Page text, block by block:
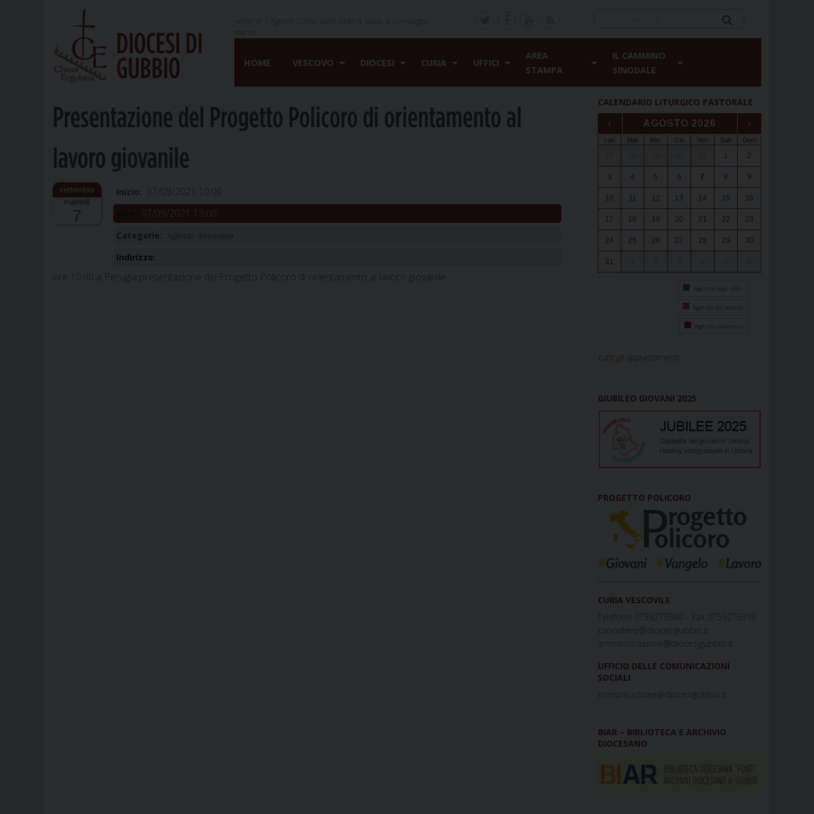
DIOCESI DI
GUBBIO
HOME VESCOVO DIOCESI CURIA UFFICI
AREA
STAMPA
IL CAMMINO
SINODALE
Presentazione del Progetto Policoro di orientamento al
lavoro giovanile
martedì
7
Inizio: 07/09/2021 10:00
07/09/2021 13:00
Categorie:
Indirizzo:
ore 10.00 a Perugia presentazione del Progetto Policoro di orientamento al lavoro giovanile
CALENDARIO LITURGICO PASTORALE
‹ AGOSTO 2026 ›
Lun Mar Mer Gio Ven Sab Dom
1 2
3 4 5 6 7 8 9
10 11 12 13 14 15 16
17 18 19 20 21 22 23
24 25 26 27 28 29 30
31
Agenda degli uffici
Agenda del vescovo
Agenda diocesana
tutti gli appuntamenti...
GIUBILEO GIOVANI 2025
PROGETTO POLICORO
CURIA VESCOVILE
Telefono 0759273980 – Fax 0759276316
cancelliere@diocesigubbio.it
amministrazione@diocesigubbio.it
UFFICIO DELLE COMUNICAZIONI
SOCIALI
comunicazione@diocesigubbio.it
BIAR – BIBLIOTECA E ARCHIVIO
DIOCESANO